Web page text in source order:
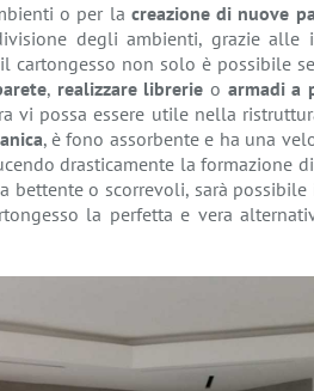
o per la creazione di nuove
degli ambienti, grazie alle
cartongesso non solo è possibile
, realizzare librerie o armadi a
vi possa essere utile nella
, è fono assorbente e ha una
drasticamente la formazione
bettente o scorrevoli, sarà
la perfetta e vera